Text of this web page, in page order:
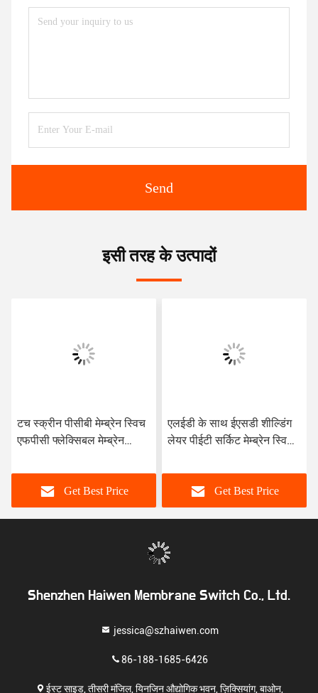
Send
इसी तरह के उत्पादों
टच स्क्रीन पीसीबी मेम्ब्रेन स्विच
एफपीसी फ्लेक्सिबल मेम्ब्रेन
Get Best Price
एलईडी के साथ ईएसडी शील्डिंग
लेयर पीईटी सर्किट मेम्ब्रेन स्विच
Get Best Price
Shenzhen Haiwen Membrane Switch Co., Ltd.
jessica@szhaiwen.com
86-188-1685-6426
ईस्ट साइड, तीसरी मंजिल, यिनजिन औद्योगिक भवन, ज़िक्सियांग, बाओन,